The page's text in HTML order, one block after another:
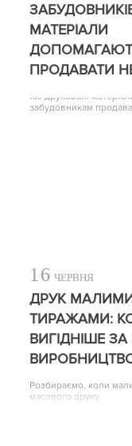
МАТЕРІАЛИ
ПРОДАВАТИ
Які друковані
забудовникам
16 ЧЕРВНЯ
ДРУК
ТИРАЖАМИ:
ВИГІДНІШЕ
Розбираємо, коли
масового друку